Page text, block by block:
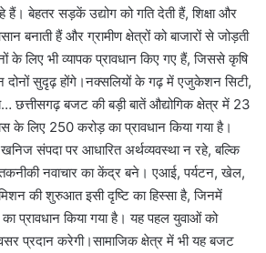
हैं। बेहतर सड़कें उद्योग को गति देती हैं, शिक्षा और
बनाती हैं और ग्रामीण क्षेत्रों को बाजारों से जोड़ती
लिए भी व्यापक प्रावधान किए गए हैं, जिससे कृषि
सुदृढ़ होंगे।नक्सलियों के गढ़ में एजुकेशन सिटी,
छत्तीसगढ़ बजट की बड़ी बातें औद्योगिक क्षेत्र में 23
के लिए 250 करोड़ का प्रावधान किया गया है।
संपदा पर आधारित अर्थव्यवस्था न रहे, बल्कि
तकनीकी नवाचार का केंद्र बने। एआई, पर्यटन, खेल,
की शुरुआत इसी दृष्टि का हिस्सा है, जिनमें
प्रावधान किया गया है। यह पहल युवाओं को
प्रदान करेगी।सामाजिक क्षेत्र में भी यह बजट